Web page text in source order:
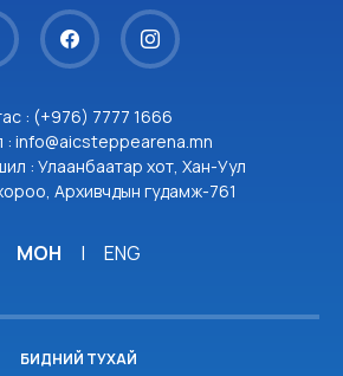
: (+976) 7777 1666
info@aicsteppearena.mn
: Улаанбаатар хот, Хан-Уул
хороо, Архивчдын гудамж-761
МОН | ENG
БИДНИЙ ТУХАЙ